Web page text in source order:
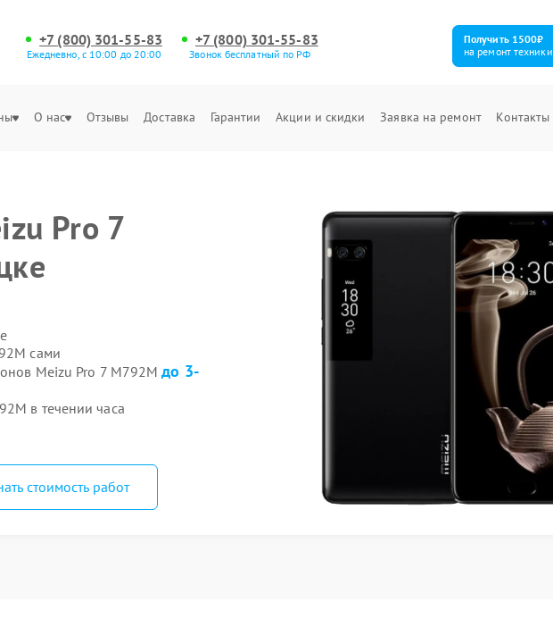
+7 (800) 301-55-83
Ежедневно, с 10:00 до 20:00
+7 (800) 301-55-83
Звонок бесплатный по РФ
Получить 1500₽
на ремонт техники
О нас Отзывы Доставка Гарантии Акции и скидки Заявка на ремонт Контакты
Pro 7
сами
Meizu Pro 7 M792Mдо 3-
в течении часа
стоимость работ